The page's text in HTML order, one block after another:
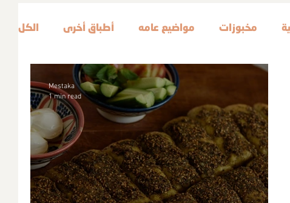
الكل أطباق أخرى مواضيع عامه مخبوزات
Mestaka
1 min read